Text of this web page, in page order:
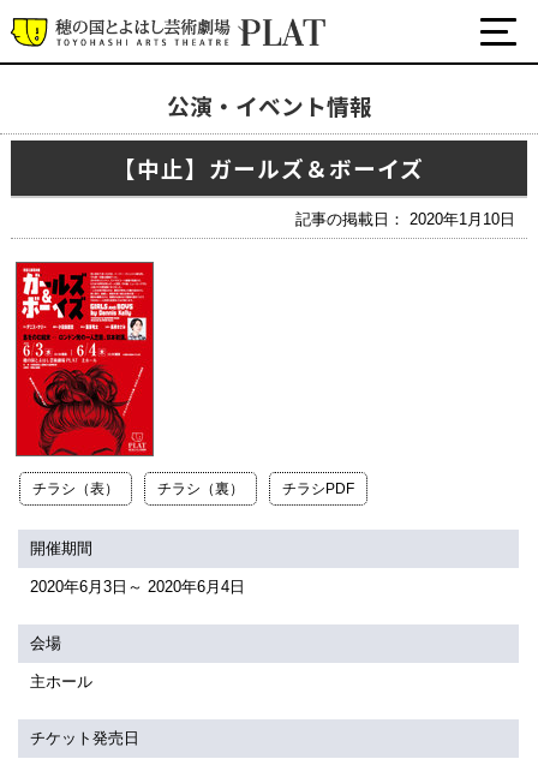
公式SNS
サービス
座席表
プラットニュース 出版物・映像
公演・イベント情報
【中止】ガールズ＆ボーイズ
記事の掲載日： 2020年1月10日
チラシ（表） チラシ（裏） チラシPDF
開催期間
2020年6月3日～ 2020年6月4日
会場
主ホール
チケット発売日
最新の公演・イベント情報
演劇・ダンス・音楽など
イベント
プラットについて
チケット・座席表・鑑賞サポートなど
施設の利用について
サポート
関連団体・施設